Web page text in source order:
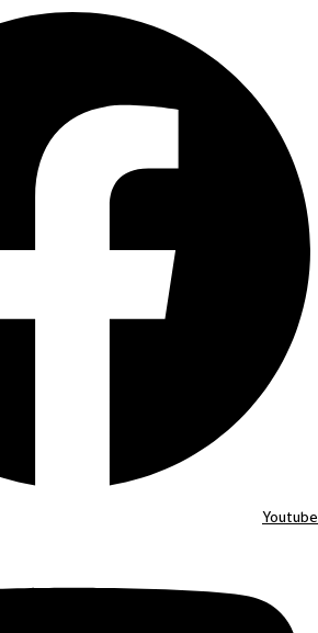
Youtube